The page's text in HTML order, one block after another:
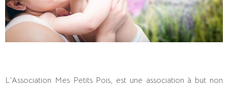
L’Association Mes Petits Pois, est une association à but non